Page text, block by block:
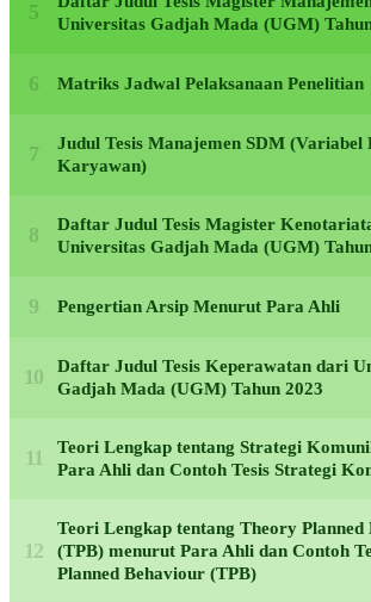
Universitas Gadjah Mada (UGM)
Matriks Jadwal Pelaksanaan Penelitian
Judul Tesis Manajemen SDM (Variabel
Karyawan)
Daftar Judul Tesis Magister
Universitas Gadjah Mada (UGM)
Pengertian Arsip Menurut Para Ahli
Daftar Judul Tesis Keperawatan dari
Gadjah Mada (UGM) Tahun 2023
Teori Lengkap tentang Strategi
Para Ahli dan Contoh Tesis Strategi
Teori Lengkap tentang Theory Planned
(TPB) menurut Para Ahli dan Contoh
Planned Behaviour (TPB)